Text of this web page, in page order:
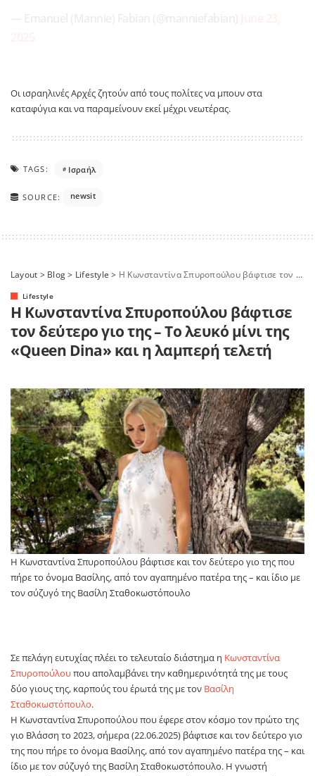
Οι ισραηλινές Αρχές ζητούν από τους πολίτες να μπουν στα
καταφύγια και να παραμείνουν εκεί μέχρι νεωτέρας.
TAGS: Ισραήλ
SOURCE: newsit
Layout > Blog> Lifestyle > Η Κωνσταντίνα Σπυροπούλου βάφτισε τον δεύτερο γιο της – Το λευκό μίνι της «Queen Dina» και η λαμπερή τελετή
Lifestyle
Η Κωνσταντίνα Σπυροπούλου βάφτισε
τον δεύτερο γιο της – Το λευκό μίνι της
«Queen Dina» και η λαμπερή τελετή
Η Κωνσταντίνα Σπυροπούλου βάφτισε και τον δεύτερο γιο της που
πήρε το όνομα Βασίλης, από τον αγαπημένο πατέρα της – και ίδιο με
τον σύζυγό της Βασίλη Σταθοκωστόπουλο
Σε πελάγη ευτυχίας πλέει το τελευταίο διάστημα η Κωνσταντίνα
Σπυροπούλουπου απολαμβάνει την καθημερινότητά της με τους
δύο γιους της, καρπούς του έρωτά της με τον Βασίλη
Σταθοκωστόπουλο.
Η Κωνσταντίνα Σπυροπούλου που έφερε στον κόσμο τον πρώτο της
γιο Βλάσση το 2023, σήμερα (22.06.2025) βάφτισε και τον δεύτερο γιο
της που πήρε το όνομα Βασίλης, από τον αγαπημένο πατέρα της – και
ίδιο με τον σύζυγό της Βασίλη Σταθοκωστόπουλο. Η γνωστή